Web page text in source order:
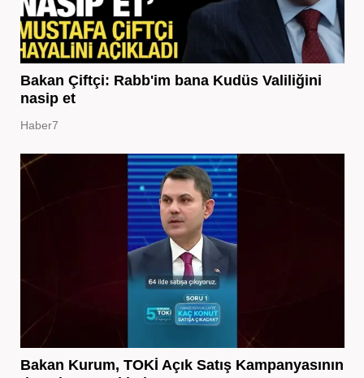
Bakan Çiftçi: Rabb'im bana Kudüs Valiliğini
nasip et
Haber7
Bakan Kurum, TOKİ Açık Satış Kampanyasının